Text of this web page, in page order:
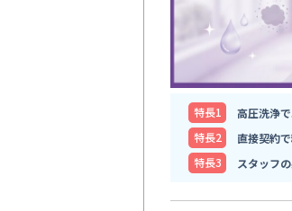
特⻑1
高圧洗浄
特⻑2
直接契約
特⻑3
スタッフ